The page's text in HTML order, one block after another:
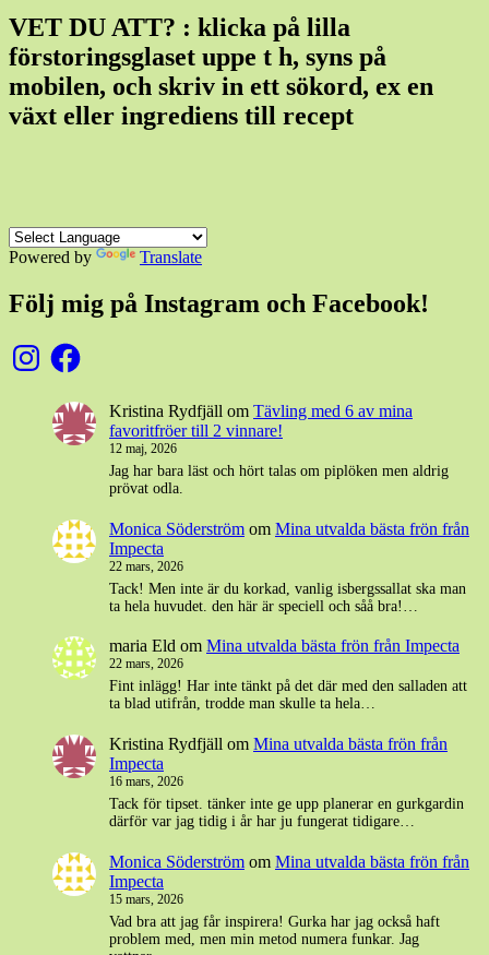
VET DU ATT? : klicka på lilla
förstoringsglaset uppe t h, syns på
mobilen, och skriv in ett sökord, ex en
växt eller ingrediens till recept
Powered by Translate
Följ mig på Instagram och Facebook!
InstagramFacebook
Kristina Rydfjäll om Tävling med 6 av mina
favoritfröer till 2 vinnare!
12 maj, 2026
Jag har bara läst och hört talas om piplöken men aldrig
prövat odla.
Monica Söderström om Mina utvalda bästa frön från
Impecta
22 mars, 2026
Tack! Men inte är du korkad, vanlig isbergssallat ska man
ta hela huvudet. den här är speciell och såå bra!…
maria Eld om Mina utvalda bästa frön från Impecta
22 mars, 2026
Fint inlägg! Har inte tänkt på det där med den salladen att
ta blad utifrån, trodde man skulle ta hela…
Kristina Rydfjäll om Mina utvalda bästa frön från
Impecta
16 mars, 2026
Tack för tipset. tänker inte ge upp planerar en gurkgardin
därför var jag tidig i år har ju fungerat tidigare…
Monica Söderström om Mina utvalda bästa frön från
Impecta
15 mars, 2026
Vad bra att jag får inspirera! Gurka har jag också haft
problem med, men min metod numera funkar. Jag